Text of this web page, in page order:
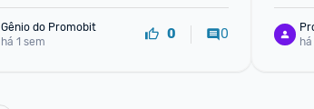
Gênio do Promobit
há 1 sem
0 0
há